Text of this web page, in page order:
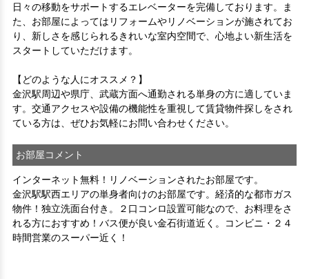
日々の移動をサポートするエレベーターを完備しております。ま
た、お部屋によってはリフォームやリノベーションが施されてお
り、新しさを感じられるきれいな室内空間で、心地よい新生活を
スタートしていただけます。
【どのような人にオススメ？】
金沢駅周辺や県庁、武蔵方面へ通勤される単身の方に適していま
す。交通アクセスや設備の機能性を重視して賃貸物件探しをされ
ている方は、ぜひお気軽にお問い合わせください。
お部屋コメント
インターネット無料！リノベーションされたお部屋です。
金沢駅駅西エリアの単身者向けのお部屋です。経済的な都市ガス
物件！独立洗面台付き。２口コンロ設置可能なので、お料理をさ
れる方におすすめ！バス便が良い金石街道近く。コンビニ・２４
時間営業のスーパー近く！